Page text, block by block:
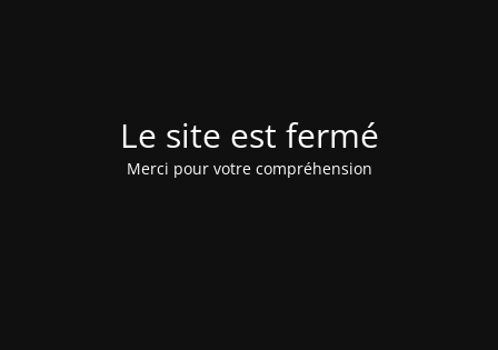
Le site est fermé
Merci pour votre compréhension